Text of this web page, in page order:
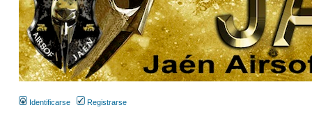
Identificarse Registrarse